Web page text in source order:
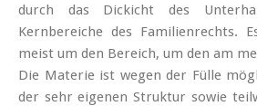
durch das Dickicht des
Kernbereiche des Familienrechts.
meist um den Bereich, um den am
Die Materie ist wegen der Fülle
der sehr eigenen Struktur sowie